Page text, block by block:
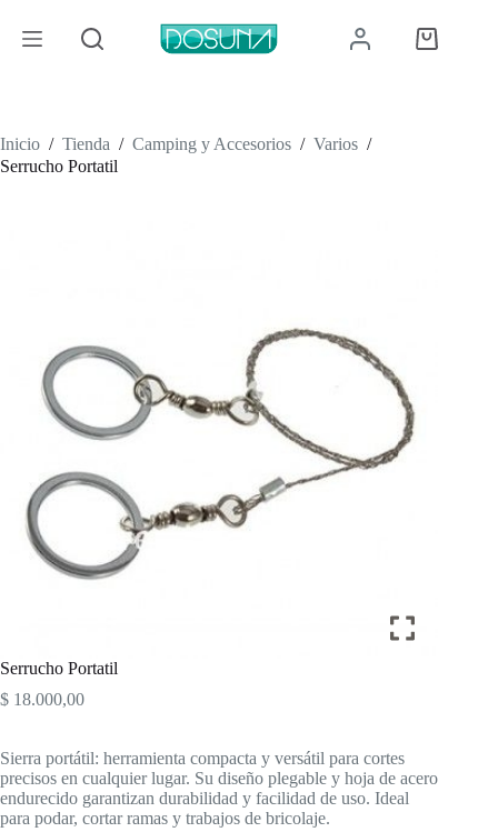
contenido
Carro
de
Inicio / Tienda / Camping y Accesorios / Varios /
Serrucho Portatil
Serrucho Portatil
$ 18.000,00
Sierra portátil: herramienta compacta y versátil para cortes
precisos en cualquier lugar. Su diseño plegable y hoja de acero
endurecido garantizan durabilidad y facilidad de uso. Ideal
para podar, cortar ramas y trabajos de bricolaje.